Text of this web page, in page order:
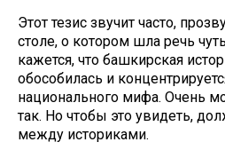
Этот тезис звучит часто,
столе, о котором шла речь
кажется, что башкирская
обособилась и
национального мифа. Очень
так. Но чтобы это увидеть,
между историками.